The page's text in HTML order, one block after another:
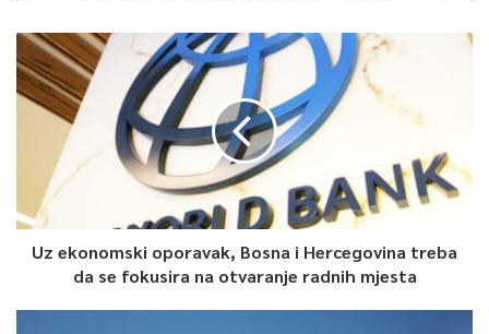
Uz ekonomski oporavak, Bosna i Hercegovina treba
da se fokusira na otvaranje radnih mjesta